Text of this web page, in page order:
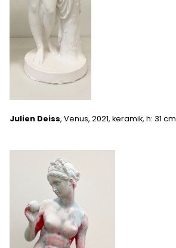
Julien Deiss, Venus, 2021, keramik, h: 31 cm